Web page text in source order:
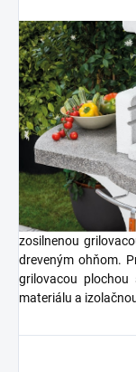
zosilnenou
dreveným ohňom.
grilovacou plochou
materiálu a